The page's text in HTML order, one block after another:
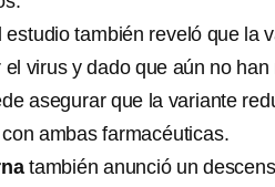
estudio también reveló que la
virus y dado que aún no
asegurar que la variante
ambas farmacéuticas.
también anunció un